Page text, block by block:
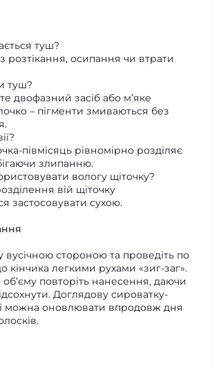
туш?
розтікання, осипання чи втрати
туш?
двофазний засіб або м’яке
– пігменти змиваються без
півмісяць рівномірно розділяє
злипанню.
вологу щіточку?
вій щіточку
застосовувати сухою.
вусічною стороною та проведіть по
кінчика легкими рухами «зиг-заг».
повторіть нанесення, даючи
Доглядову сироватку-
можна оновлювати впродовж дня